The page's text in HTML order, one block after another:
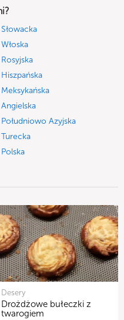
Słowacka
Włoska
Rosyjska
Hiszpańska
Meksykańska
Angielska
Południowo Azyjska
Turecka
Polska
Desery
Drożdżowe bułeczki z
twarogiem